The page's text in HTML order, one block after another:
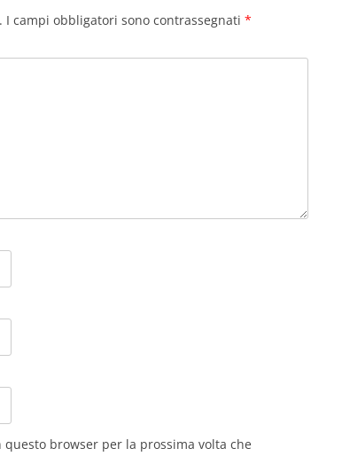
I campi obbligatori sono contrassegnati *
browser per la prossima volta che